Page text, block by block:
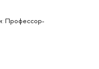
Профессор-